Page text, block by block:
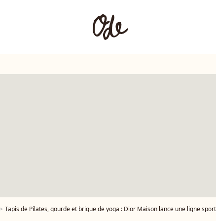
Tapis de Pilates, gourde et brique de yoga : Dior Maison lance une ligne